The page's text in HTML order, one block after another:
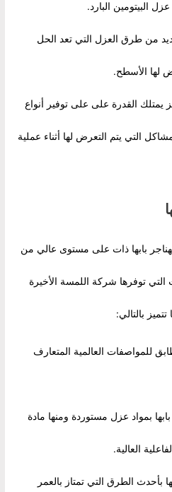
البيتومين البارد.
من طرق العزل التي تعد الحل
لها الأسطح.
القدرة على على توفير أنواع
التي يتم التعرض لها أثناء عملية
بابها ذات على مستوى عالي من
التي توفرها شركة اللمسة الأخيرة
بالتالي:
للمواصفات العالمية المتعارف
بمواد عزل مستوردة ومنها مادة
العالية.
بأحدث الطرق التي تمتاز بالعمر